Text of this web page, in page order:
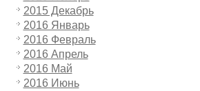
2015 Декабрь
2016 Январь
2016 Февраль
2016 Апрель
2016 Май
2016 Июнь